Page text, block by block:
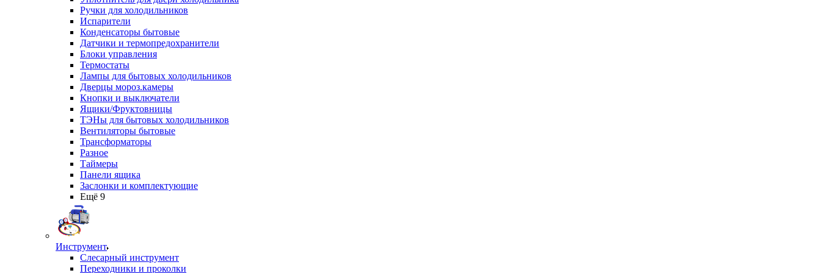
Ручки для холодильников
Испарители
Конденсаторы бытовые
Датчики и термопредохранители
Блоки управления
Термостаты
Лампы для бытовых холодильников
Дверцы мороз.камеры
Кнопки и выключатели
Ящики/Фруктовницы
ТЭНы для бытовых холодильников
Вентиляторы бытовые
Трансформаторы
Разное
Таймеры
Панели ящика
Заслонки и комплектующие
Ещё 9
Инструмент
Слесарный инструмент
Переходники и проколки